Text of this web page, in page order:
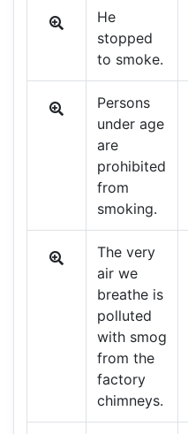
He
stopped
to smoke.
Persons
under age
are
prohibited
from
smoking.
The very
air we
breathe is
polluted
with smog
from the
factory
chimneys.